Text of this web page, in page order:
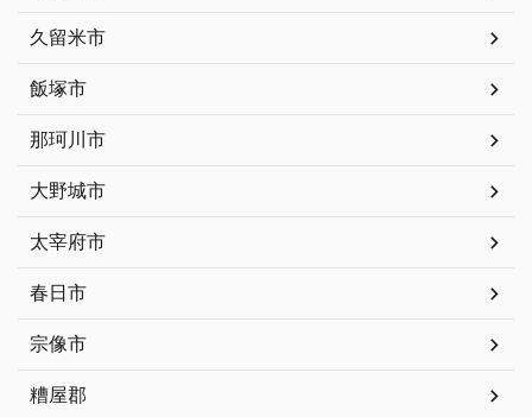
久留米市
飯塚市
那珂川市
大野城市
太宰府市
春日市
宗像市
糟屋郡